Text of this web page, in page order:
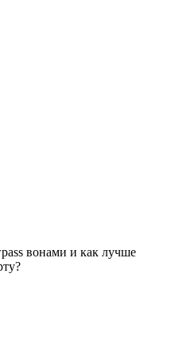
вонами и как лучше